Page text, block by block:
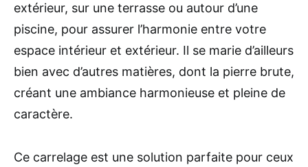
extérieur, sur une terrasse ou autour d’une
piscine, pour assurer l’harmonie entre votre
espace intérieur et extérieur. Il se marie d’ailleurs
bien avec d’autres matières, dont la pierre brute,
créant une ambiance harmonieuse et pleine de
caractère.
Ce carrelage est une solution parfaite pour ceux